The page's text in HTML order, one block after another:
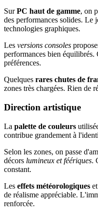
SurPC haut de gamme, on
des performances solides. Le
technologies graphiques.
Les versions consoles
performances bien équilibrés.
préférences.
Quelques rares chutes de
zones très chargées. Rien de
Direction artistique
La palette de couleurs
contribue grandement à
Selon les zones, on passe
décors lumineux et féériques.
constant.
Les effets météorologiques
de réalisme appréciable.
renforcée.